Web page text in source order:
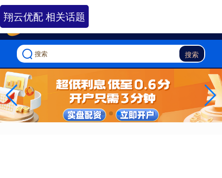
-->
搜索
翔云优配 相关话题